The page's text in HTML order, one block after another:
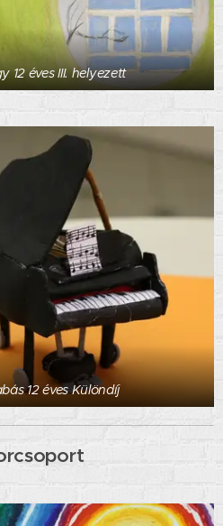
12 éves III. helyezett
12 éves Különdíj